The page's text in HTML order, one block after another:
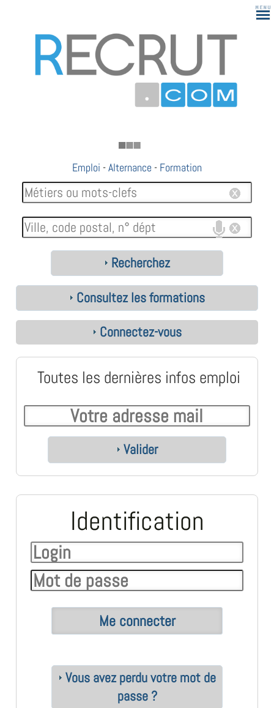
183
Emploi -Alternance - Formation
Recherchez
Consultez les formations
Connectez-vous
Toutes les dernières infos emploi
Valider
Identification
Vous avez perdu votre mot de
passe ?